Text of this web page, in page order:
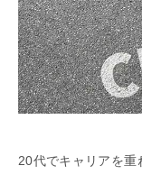
20代でキャリアを重